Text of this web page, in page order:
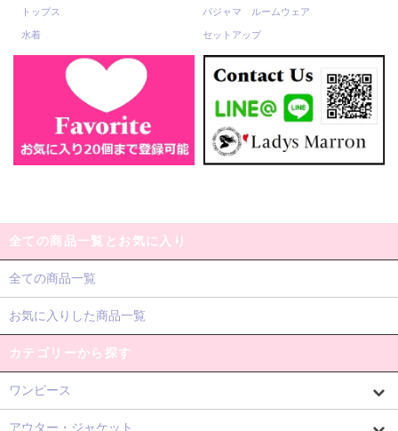
トップス パジャマ ルームウェア
水着 セットアップ
全ての商品一覧とお気に入り
全ての商品一覧
お気に入りした商品一覧
カテゴリーから探す
ワンピース
アウター・ジャケット